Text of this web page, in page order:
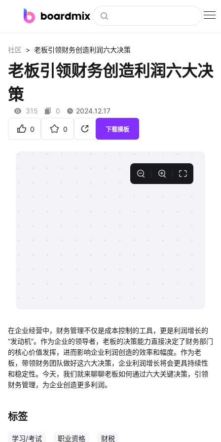
社区资源
企业服务
客户案例
支持
知识分享社区
社区 > ⽼板引领财务创造利润六⼤决策
⽼板引领财务创造利润六⼤决
策
315 0 2024.12.17
0 0 下载模板
在企业经营中，财务管理不仅是成本控制的工具，更是利润增长的
“发动机”。作为企业的领导者，老板的决策能力直接决定了财务部门
的核心价值发挥，进而影响企业利润创造的效率和幅度。作为老
板，带领财务团队做好这六大决策，企业利润增长将会更具持续性
和稳定性。今天，我们就来聊聊老板如何通过六大关键决策，引领
财务管理，为企业创造更多利润。
标签
学习/考试 职业资格 财税